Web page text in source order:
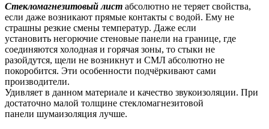
Стекломагнезитовый лист абсолютно не теряет свойства,
если даже возникают прямые контакты с водой. Ему не
страшны резкие смены температур. Даже если
установить негорючие стеновые панели на границе, где
соединяются холодная и горячая зоны, то стыки не
разойдутся, щели не возникнут и СМЛ абсолютно не
покоробится. Эти особенности подчёркивают сами
производители.
Удивляет в данном материале и качество звукоизоляции. При
достаточно малой толщине стекломагнезитовой
панели шумаизоляция лучше.